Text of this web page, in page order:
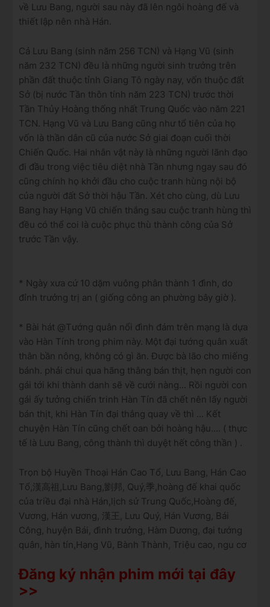
về Lưu Bang, người sau này đã lên ngôi hoàng đế và
thiết lập nên nhà Hán.
Cả Lưu Bang (sinh năm 256 TCN) và Hạng Vũ (sinh
năm 232 TCN) đều là những người sinh trưởng trên
phần đất thuộc tỉnh Giang Tô ngày nay, vốn thuộc đất
Sở (bị nước Tần thôn tính năm 223 TCN) trước thời
Tần Thủy Hoàng thống nhất Trung Quốc vào năm 221
TCN. Hạng Vũ và Lưu Bang cũng như tổ tiên của họ
vốn là thần dân cũ của nước Sở giai đoạn cuối thời
Chiến Quốc. Hai nhân vật này là những người lãnh đạo
đi đầu trong việc tiêu diệt nhà Tần nhưng ngay sau đó
cũng chính họ khởi đầu cho cuộc tranh hùng nội bộ
của người đất Sở thời hậu Tần. Xét cho cùng, dù Lưu
Bang hay Hạng Vũ chiến thắng sau cuộc tranh hùng thì
đều có thể coi là cuộc phục thù thành công của Sở
trước Tần vậy.
* Ngày xưa cứ 10 dặm vuông phân thành 1 đình, do
đỉnh trưởng trị an ( giống công an phường bây giờ ).
* Bài hát @Tướng quân nổi đình đám trên mạng là dựa
vào Hàn Tính trong phim này. Một đại tướng quân xuất
thân bần nông, không có gì ăn. Được bà lão cho miếng
bánh. phải chui qua hãng thằng bán thịt, hẹn người con
gái tới khi thành danh sẽ về cưới nàng... Rồi người con
gái ấy tưởng chiến trinh Hàn Tín đã chết nên lấy người
bán thịt, khi Hàn Tín đại thắng quay về thì ... Kết
chuyện Hàn Tín cũng chết oan bởi hoàng hậu.... ( thực
tế là Lưu Bang, công thành thì duyệt hết công thần ) .
Trọn bộ Huyền Thoại Hán Cao Tổ, Lưu Bang, Hán Cao
Tổ,漢高祖,Lưu Bang,劉邦, Quý,季,hoàng đế khai quốc
của triều đại nhà Hán,lịch sử Trung Quốc,Hoàng đế,
Vương, Hán vương, 漢王, Lưu Quý, Hán Vương, Bái
Công, huyện Bái, đình trưởng, Hàm Dương, đại tướng
quân, hàn tín,Hạng Vũ, Bành Thành, Triệu cao, ngu cơ
Đăng ký nhận phim mới tại đây
>>